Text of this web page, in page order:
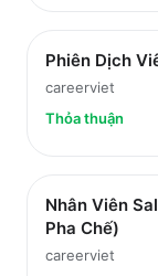
Phiên Dịch
careerviet
Thỏa thuận
Nhân Viên
Pha Chế)
careerviet